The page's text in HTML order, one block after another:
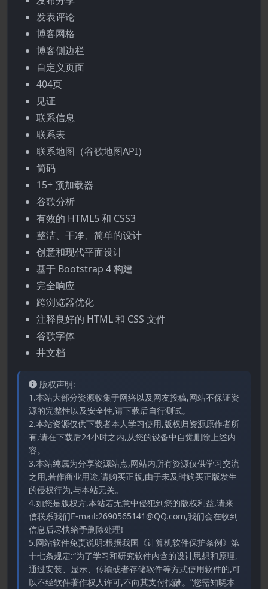
发表评论
博客网格
博客侧边栏
自定义页面
404页
见证
联系信息
联系表
联系地图（谷歌地图API）
简码
15+ 预加载器
谷歌分析
有效的 HTML5 和 CSS3
整洁、干净、简单的设计
创意和现代平面设计
基于 Bootstrap 4 构建
完全响应
跨浏览器优化
注释良好的 HTML 和 CSS 文件
谷歌字体
井文档
版权声明:
1.本站大部分资源收集于网络以及网友投稿,网站不保证资
源的完整性以及安全性,请下载后自行测试。
2.本站资源仅供下载者本人学习使用,版权归资源原作者所
有,请在下载后24小时之内,从您的设备中自觉删除上述内
容。
3.本站纯属为分享资源站点,网站内所有资源仅供学习交流
之用,若作商业用途,请购买正版,由于未及时购买正版发生
的侵权行为,与本站无关。
4.如您是版权方,本站若无意中侵犯到您的版权利益,请来
信联系我们E-mail:2690565141@QQ.com,我们会在收到
信息后尽快给予删除处理!
5.网站软件免责说明:根据我国《计算机软件保护条例》第
十七条规定:“为了学习和研究软件内含的设计思想和原理,
通过安装、显示、传输或者存储软件等方式使用软件的,可
以不经软件著作权人许可,不向其支付报酬。”您需知晓本